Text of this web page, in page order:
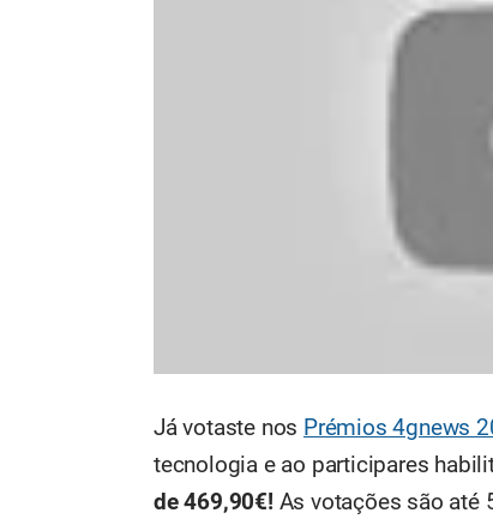
Já votaste nos Prémios 4gnews
tecnologia e ao participares
de 469,90€! As votações são até